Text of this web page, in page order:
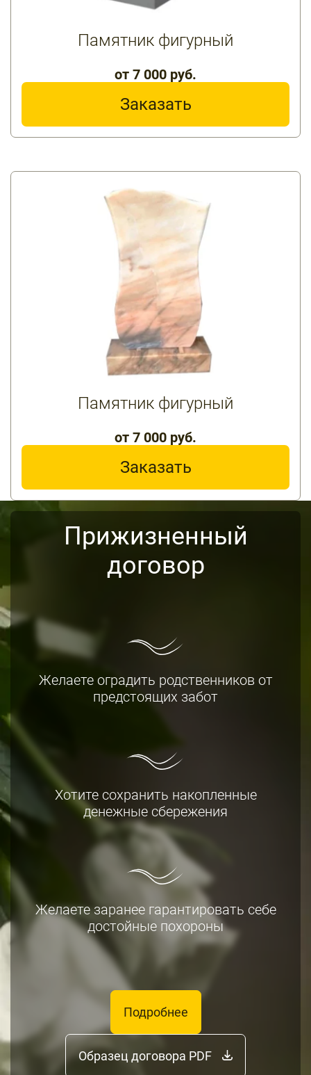
Памятник фигурный
от 7 000 руб.
Заказать
Памятник фигурный
от 7 000 руб.
Заказать
Прижизненный
договор
Желаете оградить родственников от
предстоящих забот
Хотите сохранить накопленные
денежные сбережения
Желаете заранее гарантировать себе
достойные похороны
Подробнее
Образец договора PDF